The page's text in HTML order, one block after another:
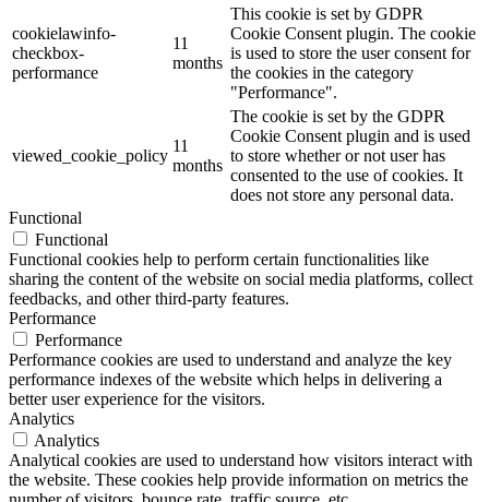
cookielawinfo-
checkbox-
performance
11
months
This cookie is set by GDPR
Cookie Consent plugin. The cookie
is used to store the user consent for
the cookies in the category
"Performance".
viewed_cookie_policy
11
months
The cookie is set by the GDPR
Cookie Consent plugin and is used
to store whether or not user has
consented to the use of cookies. It
does not store any personal data.
Functional
Functional
Functional cookies help to perform certain functionalities like
sharing the content of the website on social media platforms, collect
feedbacks, and other third-party features.
Performance
Performance
Performance cookies are used to understand and analyze the key
performance indexes of the website which helps in delivering a
better user experience for the visitors.
Analytics
Analytics
Analytical cookies are used to understand how visitors interact with
the website. These cookies help provide information on metrics the